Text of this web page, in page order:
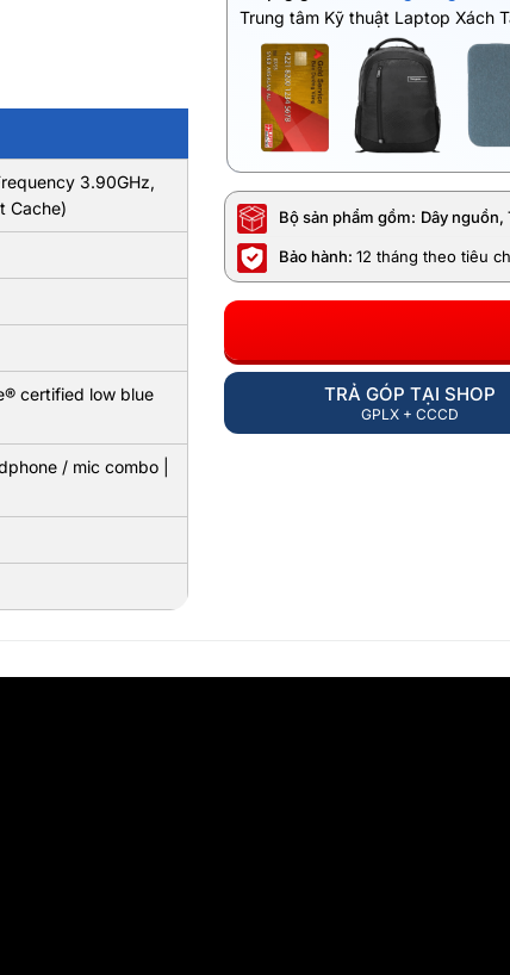
3.90GHz,
Cache)
certified low blue
/ mic combo |
Trung tâm Kỹ thuật Laptop Xách
Bộ sản phẩm gồm: Dây nguồn,
Bảo hành: 12 tháng theo tiêu
TRẢ GÓP TẠI SHOP
GPLX + CCCD